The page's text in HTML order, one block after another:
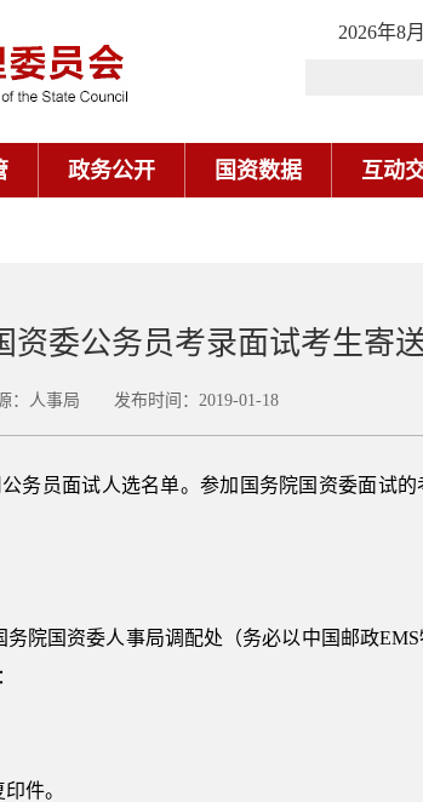
2026年8
政务公开 国资数据 互动
资委公务员考录面试考生寄
：人事局 发布时间：2019-01-18
务员面试人选名单。参加国务院国资委面试
务院国资委人事局调配处（务必以中国邮政
件。